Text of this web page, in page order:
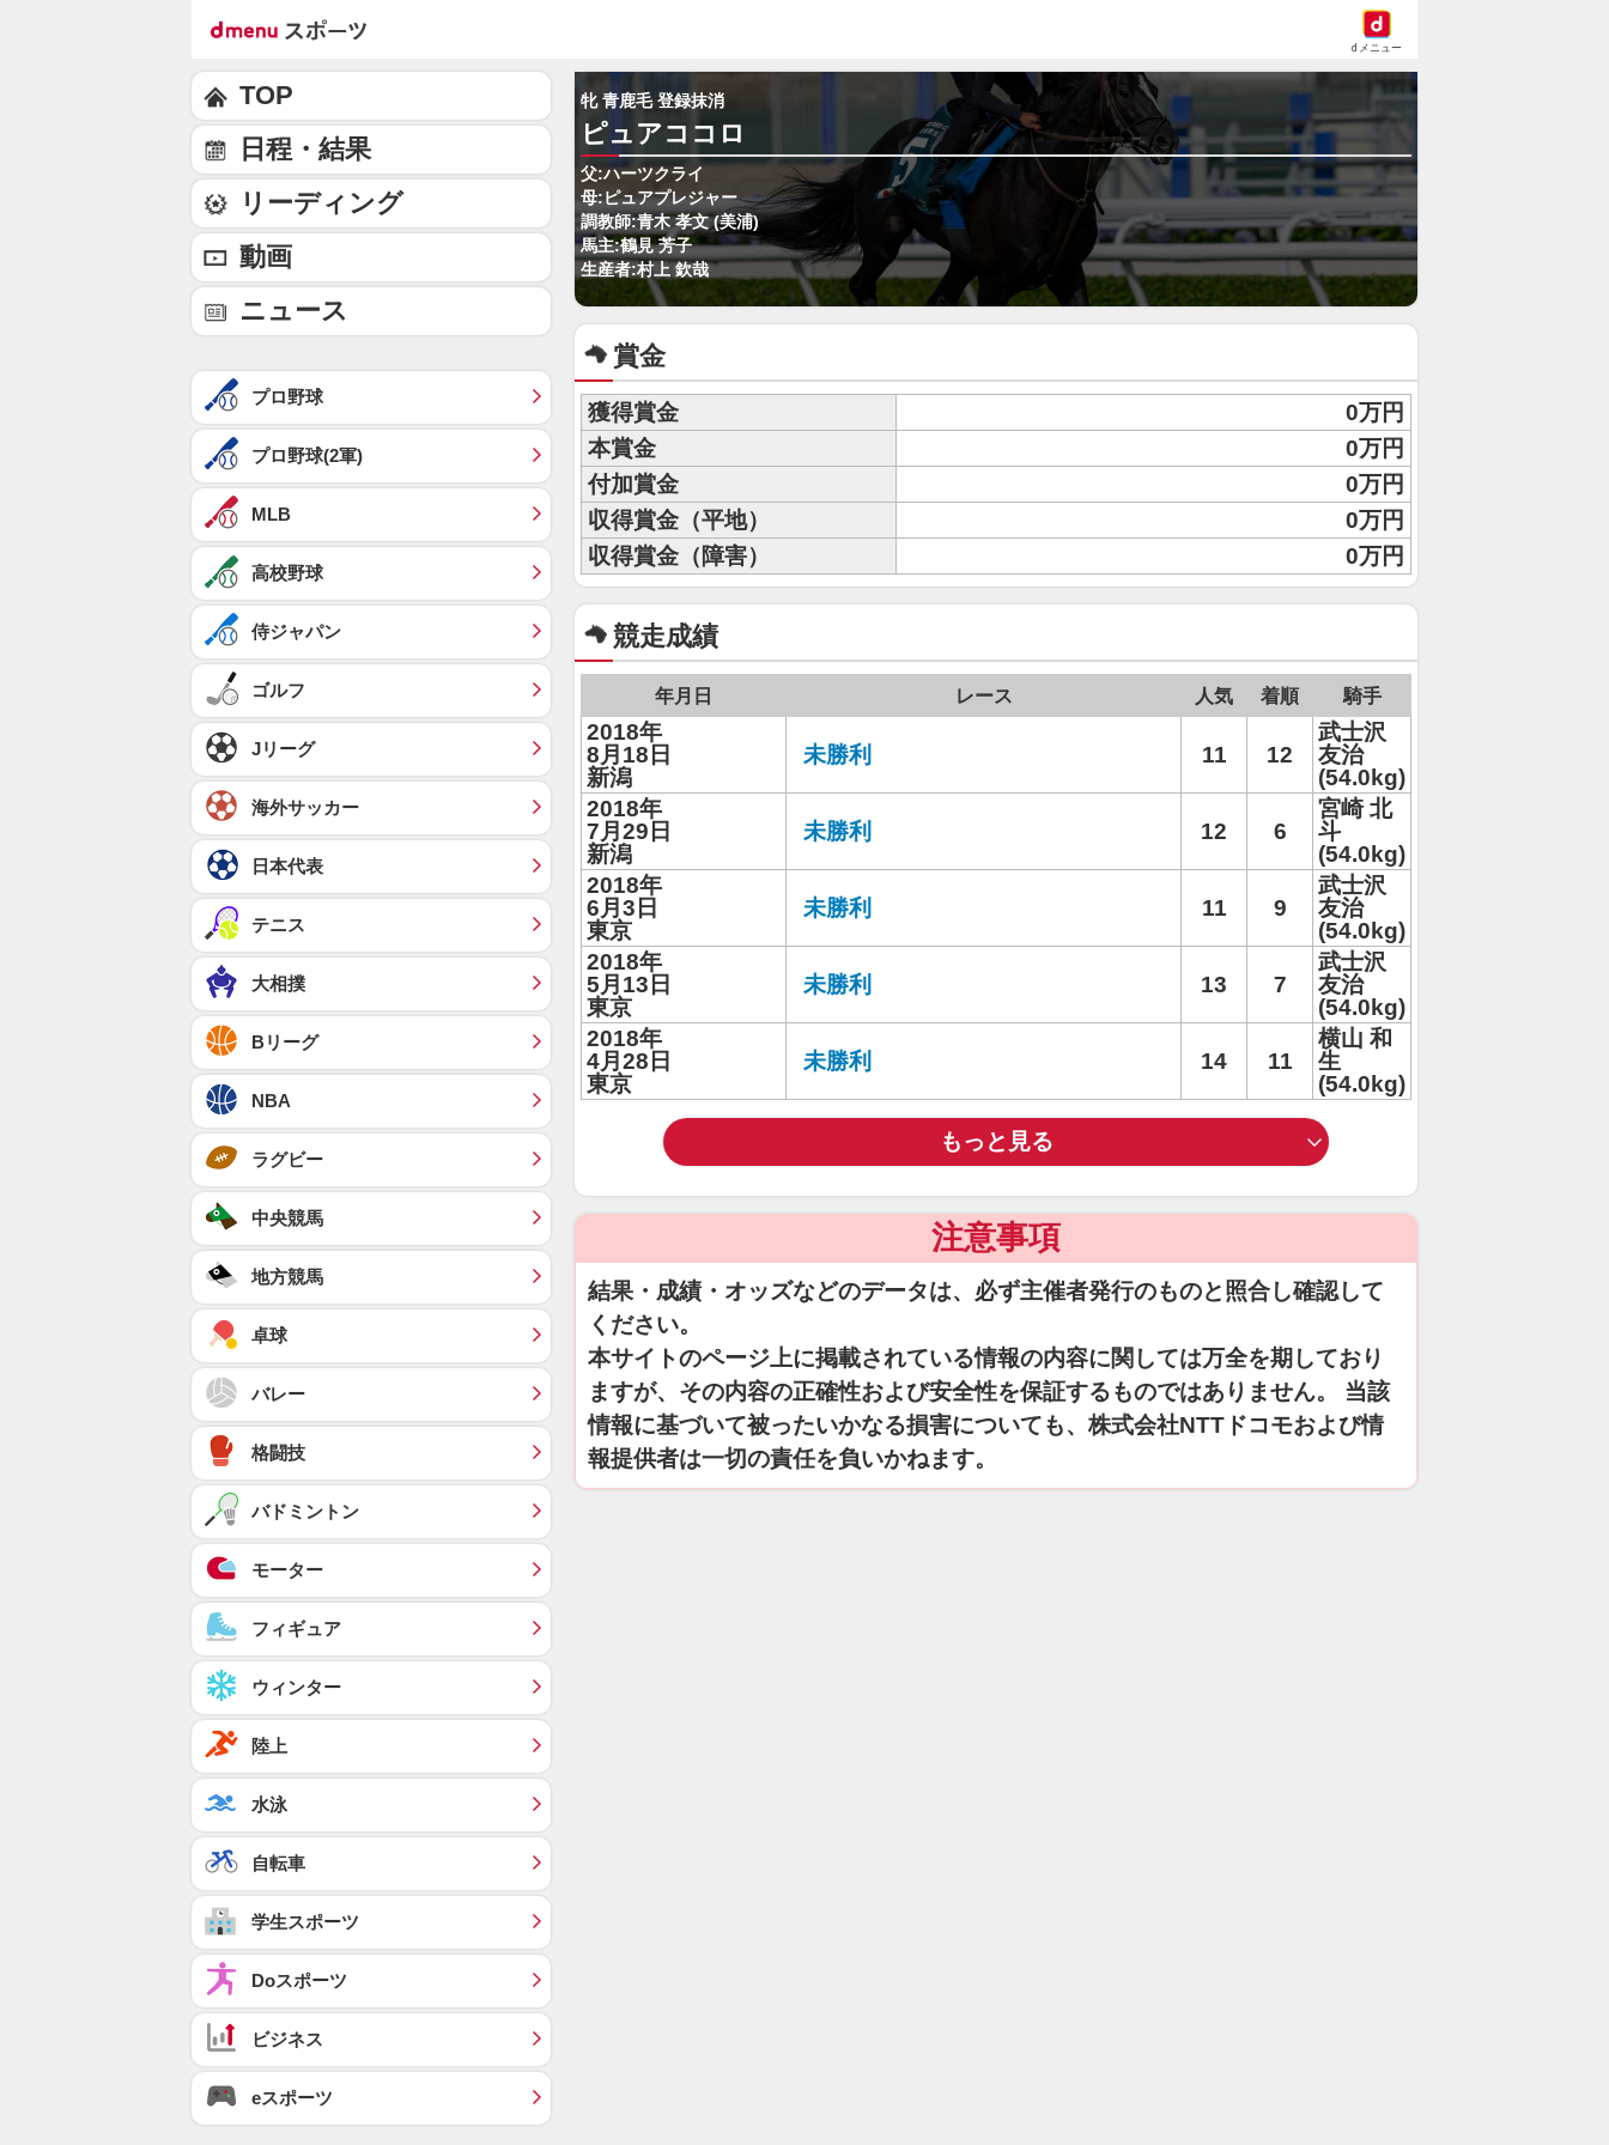
dメニュー
牝 青鹿毛 登録抹消
ピュアココロ
父:ハーツクライ
母:ピュアプレジャー
調教師:青木 孝文 (美浦)
馬主:鶴見 芳子
生産者:村上 欽哉
賞金
獲得賞金
0万円
本賞金
0万円
付加賞金
0万円
収得賞金（平地）
0万円
収得賞金（障害）
0万円
競走成績
年月日 レース 人気 着順 騎手
2018年
8月18日
新潟
未勝利 11 12
武士沢
友治
(54.0kg)
2018年
7月29日
新潟
未勝利 12 6
宮崎 北
斗
(54.0kg)
2018年
6月3日
東京
未勝利 11 9
武士沢
友治
(54.0kg)
2018年
5月13日
東京
未勝利 13 7
武士沢
友治
(54.0kg)
2018年
4月28日
東京
未勝利 14 11
横山 和
生
(54.0kg)
もっと見る
注意事項
結果・成績・オッズなどのデータは、必ず主催者発行のものと照合し確認して
ください。
本サイトのページ上に掲載されている情報の内容に関しては万全を期しており
ますが、その内容の正確性および安全性を保証するものではありません。 当該
情報に基づいて被ったいかなる損害についても、株式会社NTTドコモおよび情
報提供者は一切の責任を負いかねます。
TOP
日程・結果
リーディング
動画
ニュース
プロ野球
プロ野球(2軍)
MLB
高校野球
侍ジャパン
ゴルフ
Jリーグ
海外サッカー
日本代表
テニス
大相撲
Bリーグ
NBA
ラグビー
中央競馬
地方競馬
卓球
バレー
格闘技
バドミントン
モーター
フィギュア
ウィンター
陸上
水泳
自転車
学生スポーツ
Doスポーツ
ビジネス
eスポーツ